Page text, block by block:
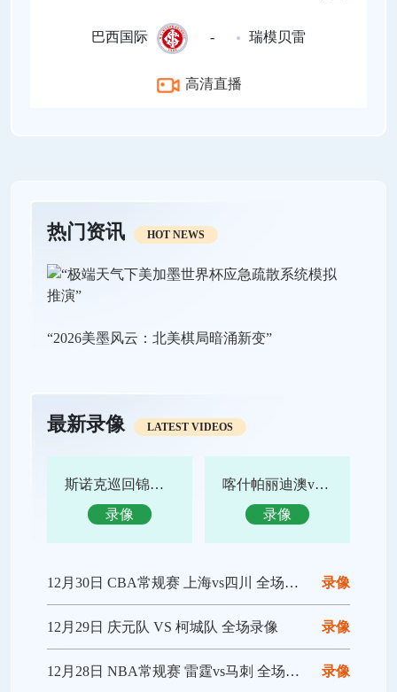
巴西国际 - 瑞模贝雷
高清直播
热门资讯 HOT NEWS
“2026美墨风云：北美棋局暗涌新变”
最新录像 LATEST VIDEOS
斯诺克巡回锦标赛决赛 特鲁姆普vs赵心童 全场录像回放
录像
喀什帕丽迪澳vs吴川青年 全场录像回放
录像
录像
12月30日 CBA常规赛 上海vs四川 全场录像回放
录像
12月29日 庆元队 VS 柯城队 全场录像
录像
12月28日 NBA常规赛 雷霆vs马刺 全场录像回放